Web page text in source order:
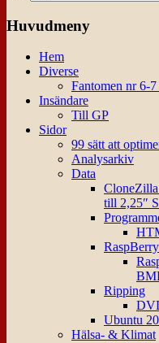
Huvudmeny
Hem
Diverse
Fantomen nr 6-
Insändare
Till GP
Sidor
99 sätt att
Analysarkiv
Data
till 2,25″
Ripping
Ubuntu
Hälsa- & Klimat